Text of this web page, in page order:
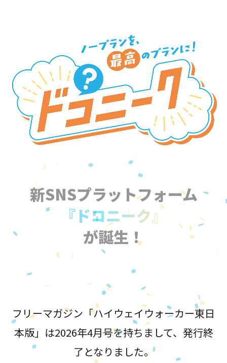
新SNSプラットフォーム
『ドコニーク』
が誕生！
フリーマガジン「ハイウェイウォーカー東日
本版」は2026年4月号を持ちまして、発行終
了となりました。